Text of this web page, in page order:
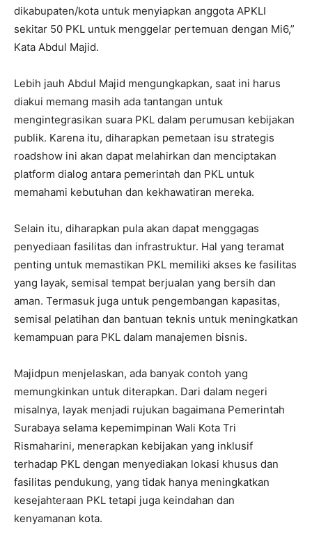
dikabupaten/kota untuk menyiapkan anggota APKLI
sekitar 50 PKL untuk menggelar pertemuan dengan Mi6,”
Kata Abdul Majid.
Lebih jauh Abdul Majid mengungkapkan, saat ini harus
diakui memang masih ada tantangan untuk
mengintegrasikan suara PKL dalam perumusan kebijakan
publik. Karena itu, diharapkan pemetaan isu strategis
roadshow ini akan dapat melahirkan dan menciptakan
platform dialog antara pemerintah dan PKL untuk
memahami kebutuhan dan kekhawatiran mereka.
Selain itu, diharapkan pula akan dapat menggagas
penyediaan fasilitas dan infrastruktur. Hal yang teramat
penting untuk memastikan PKL memiliki akses ke fasilitas
yang layak, semisal tempat berjualan yang bersih dan
aman. Termasuk juga untuk pengembangan kapasitas,
semisal pelatihan dan bantuan teknis untuk meningkatkan
kemampuan para PKL dalam manajemen bisnis.
Majidpun menjelaskan, ada banyak contoh yang
memungkinkan untuk diterapkan. Dari dalam negeri
misalnya, layak menjadi rujukan bagaimana Pemerintah
Surabaya selama kepemimpinan Wali Kota Tri
Rismaharini, menerapkan kebijakan yang inklusif
terhadap PKL dengan menyediakan lokasi khusus dan
fasilitas pendukung, yang tidak hanya meningkatkan
kesejahteraan PKL tetapi juga keindahan dan
kenyamanan kota.